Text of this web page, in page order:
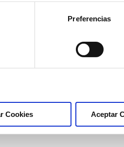
haciendo
casillas de
Preferencias
Cookies Aceptar